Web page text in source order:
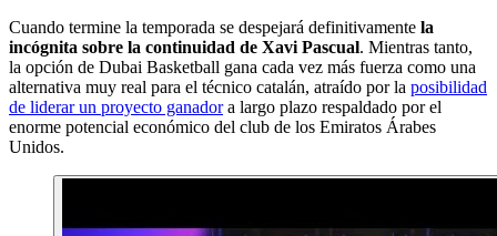
Cuando termine la temporada se despejará definitivamente la
incógnita sobre la continuidad de Xavi Pascual. Mientras tanto,
la opción de Dubai Basketball gana cada vez más fuerza como una
alternativa muy real para el técnico catalán, atraído por la posibilidad
de liderar un proyecto ganadora largo plazo respaldado por el
enorme potencial económico del club de los Emiratos Árabes
Unidos.